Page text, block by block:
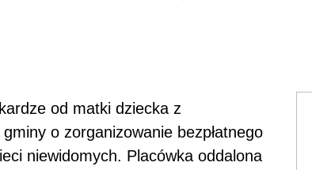
od matki dziecka z
o zorganizowanie bezpłatnego
niewidomych. Placówka oddalona